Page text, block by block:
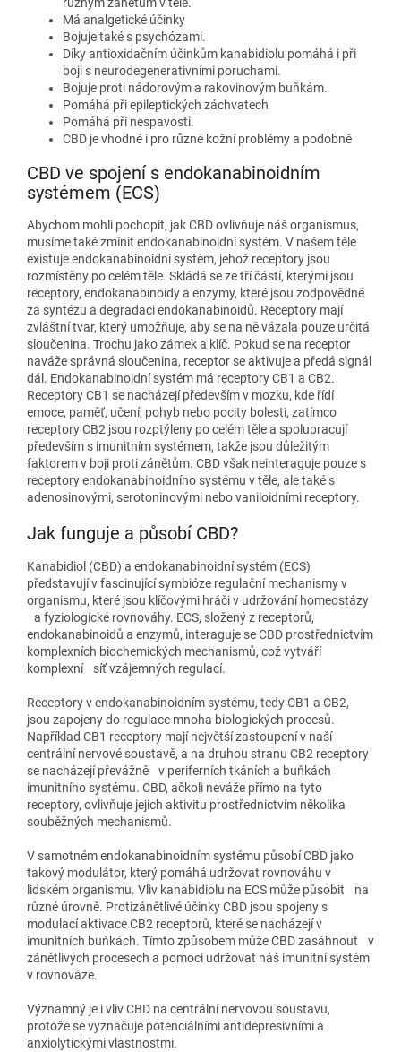
Má analgetické účinky
Bojuje také s psychózami.
Díky antioxidačním účinkům kanabidiolu pomáhá i při
boji s neurodegenerativními poruchami.
Bojuje proti nádorovým a rakovinovým buňkám.
Pomáhá při epileptických záchvatech
Pomáhá při nespavosti.
CBD je vhodné i pro různé kožní problémy a podobně
CBD ve spojení s endokanabinoidním
systémem (ECS)
Abychom mohli pochopit, jak CBD ovlivňuje náš organismus,
musíme také zmínit endokanabinoidní systém. V našem těle
existuje endokanabinoidní systém, jehož receptory jsou
rozmístěny po celém těle. Skládá se ze tří částí, kterými jsou
receptory, endokanabinoidy a enzymy, které jsou zodpovědné
za syntézu a degradaci endokanabinoidů. Receptory mají
zvláštní tvar, který umožňuje, aby se na ně vázala pouze určitá
sloučenina. Trochu jako zámek a klíč. Pokud se na receptor
naváže správná sloučenina, receptor se aktivuje a předá signál
dál. Endokanabinoidní systém má receptory CB1 a CB2.
Receptory CB1 se nacházejí především v mozku, kde řídí
emoce, paměť, učení, pohyb nebo pocity bolesti, zatímco
receptory CB2 jsou rozptýleny po celém těle a spolupracují
především s imunitním systémem, takže jsou důležitým
faktorem v boji proti zánětům. CBD však neinteraguje pouze s
receptory endokanabinoidního systému v těle, ale také s
adenosinovými, serotoninovými nebo vaniloidními receptory.
Jak funguje a působí CBD?
Kanabidiol (CBD) a endokanabinoidní systém (ECS)
představují v fascinující symbióze regulační mechanismy v
organismu, které jsou klíčovými hráči v udržování homeostázy
a fyziologické rovnováhy. ECS, složený z receptorů,
endokanabinoidů a enzymů, interaguje se CBD prostřednictvím
komplexních biochemických mechanismů, což vytváří
komplexní síť vzájemných regulací.
Receptory v endokanabinoidním systému, tedy CB1 a CB2,
jsou zapojeny do regulace mnoha biologických procesů.
Například CB1 receptory mají největší zastoupení v naší
centrální nervové soustavě, a na druhou stranu CB2 receptory
se nacházejí převážně v periferních tkáních a buňkách
imunitního systému. CBD, ačkoli neváže přímo na tyto
receptory, ovlivňuje jejich aktivitu prostřednictvím několika
souběžných mechanismů.
V samotném endokanabinoidním systému působí CBD jako
takový modulátor, který pomáhá udržovat rovnováhu v
lidském organismu. Vliv kanabidiolu na ECS může působit na
různé úrovně. Protizánětlivé účinky CBD jsou spojeny s
modulací aktivace CB2 receptorů, které se nacházejí v
imunitních buňkách. Tímto způsobem může CBD zasáhnout v
zánětlivých procesech a pomoci udržovat náš imunitní systém
v rovnováze.
Významný je i vliv CBD na centrální nervovou soustavu,
protože se vyznačuje potenciálními antidepresivními a
anxiolytickými vlastnostmi.